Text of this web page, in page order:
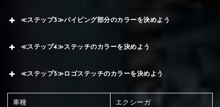
≪ステップ3≫パイピング部分のカラーを決めよう
≪ステップ4≫ステッチのカラーを決めよう
≪ステップ5≫ロゴステッチのカラーを決めよう
車種 エクシーガ